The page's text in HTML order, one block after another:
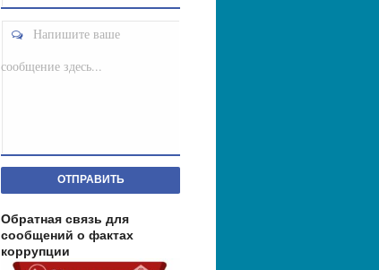
Напишите ваше
сообщение здесь...
ОТПРАВИТЬ
Обратная связь для
сообщений о фактах
коррупции